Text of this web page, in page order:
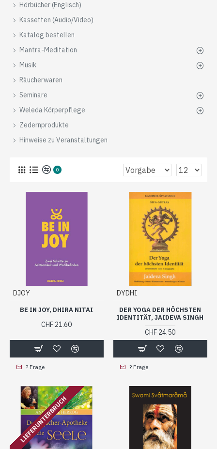
Hörbücher (Englisch)
Kassetten (Audio/Video)
Katalog bestellen
Mantra-Meditation
Musik
Räucherwaren
Seminare
Weleda Körperpflege
Zedernprodukte
Hinweise zu Veranstaltungen
0
DJOY
BE IN JOY, DHIRA NITAI
CHF 21.60
? Frage
DYDHI
DER YOGA DER HÖCHSTEN
IDENTITÄT, JAIDEVA SINGH
CHF 24.50
? Frage
LIEFERUNTERBRUCH